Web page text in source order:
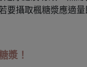
要攝取楓糖漿應適量
漿！